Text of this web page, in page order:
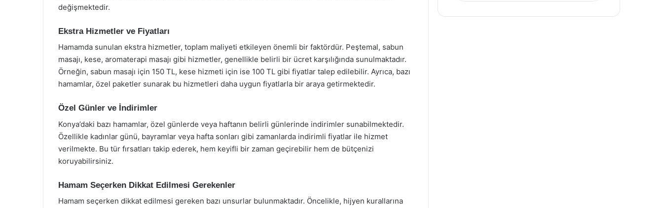
değişmektedir.
Ekstra Hizmetler ve Fiyatları
Hamamda sunulan ekstra hizmetler, toplam maliyeti etkileyen önemli bir faktördür. Peştemal, sabun
masajı, kese, aromaterapi masajı gibi hizmetler, genellikle belirli bir ücret karşılığında sunulmaktadır.
Örneğin, sabun masajı için 150 TL, kese hizmeti için ise 100 TL gibi fiyatlar talep edilebilir. Ayrıca, bazı
hamamlar, özel paketler sunarak bu hizmetleri daha uygun fiyatlarla bir araya getirmektedir.
Özel Günler ve İndirimler
Konya’daki bazı hamamlar, özel günlerde veya haftanın belirli günlerinde indirimler sunabilmektedir.
Özellikle kadınlar günü, bayramlar veya hafta sonları gibi zamanlarda indirimli fiyatlar ile hizmet
verilmekte. Bu tür fırsatları takip ederek, hem keyifli bir zaman geçirebilir hem de bütçenizi
koruyabilirsiniz.
Hamam Seçerken Dikkat Edilmesi Gerekenler
Hamam seçerken dikkat edilmesi gereken bazı unsurlar bulunmaktadır. Öncelikle, hijyen kurallarına